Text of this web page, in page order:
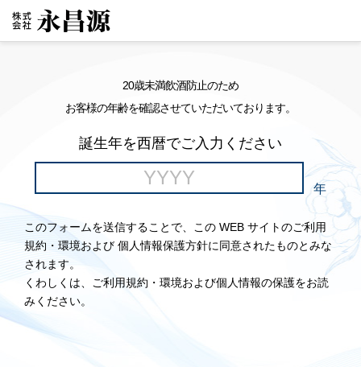
20歳未満飲酒防止のため
お客様の年齢を確認させていただいております。
誕生年を西暦でご入力ください
年
このフォームを送信することで、この WEB サイトのご利用
規約・環境および 個人情報保護方針に同意されたものとみな
されます。
くわしくは、ご利用規約・環境および個人情報の保護をお読
みください。